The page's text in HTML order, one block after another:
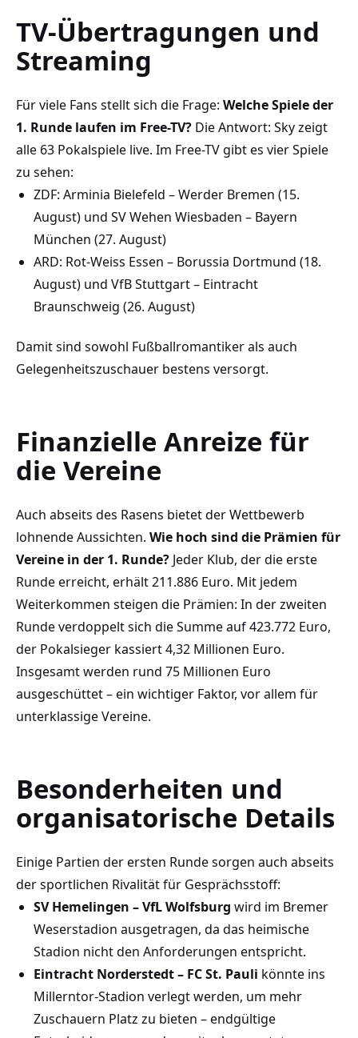
TV-Übertragungen und
Streaming
Für viele Fans stellt sich die Frage: Welche Spiele der
1. Runde laufen im Free-TV? Die Antwort: Sky zeigt
alle 63 Pokalspiele live. Im Free-TV gibt es vier Spiele
zu sehen:
ZDF: Arminia Bielefeld – Werder Bremen (15.
August) und SV Wehen Wiesbaden – Bayern
München (27. August)
ARD: Rot-Weiss Essen – Borussia Dortmund (18.
August) und VfB Stuttgart – Eintracht
Braunschweig (26. August)
Damit sind sowohl Fußballromantiker als auch
Gelegenheitszuschauer bestens versorgt.
Finanzielle Anreize für
die Vereine
Auch abseits des Rasens bietet der Wettbewerb
lohnende Aussichten. Wie hoch sind die Prämien für
Vereine in der 1. Runde? Jeder Klub, der die erste
Runde erreicht, erhält 211.886 Euro. Mit jedem
Weiterkommen steigen die Prämien: In der zweiten
Runde verdoppelt sich die Summe auf 423.772 Euro,
der Pokalsieger kassiert 4,32 Millionen Euro.
Insgesamt werden rund 75 Millionen Euro
ausgeschüttet – ein wichtiger Faktor, vor allem für
unterklassige Vereine.
Besonderheiten und
organisatorische Details
Einige Partien der ersten Runde sorgen auch abseits
der sportlichen Rivalität für Gesprächsstoff:
SV Hemelingen – VfL Wolfsburg wird im Bremer
Weserstadion ausgetragen, da das heimische
Stadion nicht den Anforderungen entspricht.
Eintracht Norderstedt – FC St. Pauli könnte ins
Millerntor-Stadion verlegt werden, um mehr
Zuschauern Platz zu bieten – endgültige